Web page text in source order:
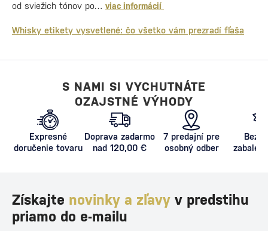
od sviežich tónov po… viac informácií
Whisky etikety vysvetlené: čo všetko vám prezradí fľaša
S NAMI SI VYCHUTNÁTE
OZAJSTNÉ VÝHODY
Expresné
doručenie tovaru
Doprava zadarmo
nad 120,00 €
7 predajní pre
osobný odber
Získajte novinky a zľavy v predstihu
priamo do e-mailu